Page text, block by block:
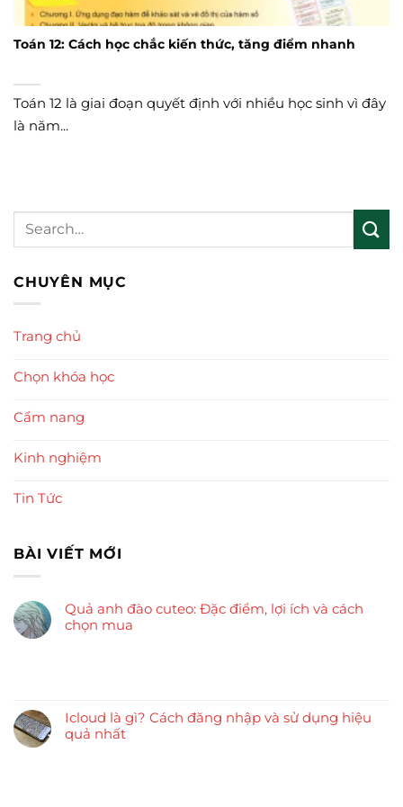
Toán 12: Cách học chắc kiến thức, tăng điểm nhanh
Toán 12 là giai đoạn quyết định với nhiều học sinh vì đây
là năm...
CHUYÊN MỤC
Trang chủ
Chọn khóa học
Cẩm nang
Kinh nghiệm
Tin Tức
BÀI VIẾT MỚI
Quả anh đào cuteo: Đặc điểm, lợi ích và cách
chọn mua
Icloud là gì? Cách đăng nhập và sử dụng hiệu
quả nhất